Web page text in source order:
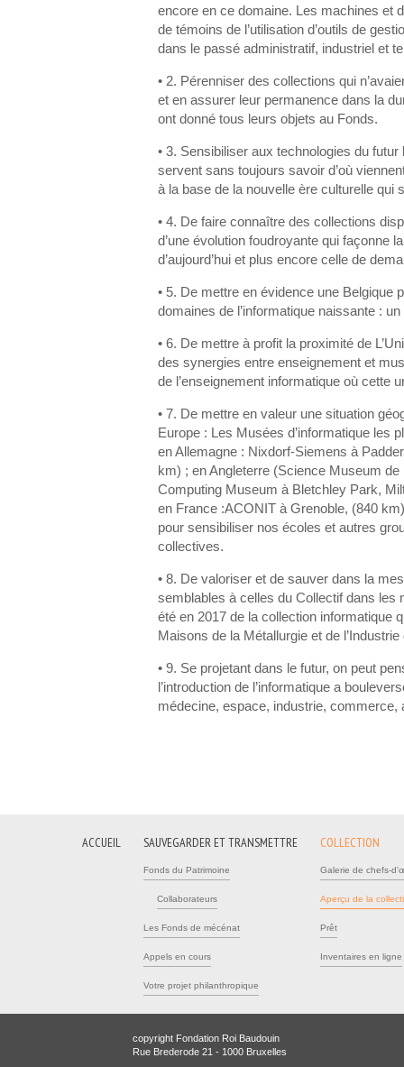
encore en ce domaine. Les machines et
de témoins de l’utilisation d’outils de
dans le passé administratif, industriel et
• 2. Pérenniser des collections qui
et en assurer leur permanence dans la
ont donné tous leurs objets au Fonds.
• 3. Sensibiliser aux technologies du
servent sans toujours savoir d’où
à la base de la nouvelle ère culturelle qui
• 4. De faire connaître des collections
d’une évolution foudroyante qui façonne
d’aujourd’hui et plus encore celle de
• 5. De mettre en évidence une Belgique
domaines de l’informatique naissante :
• 6. De mettre à profit la proximité de
des synergies entre enseignement et
de l’enseignement informatique où cette
• 7. De mettre en valeur une situation
Europe : Les Musées d’informatique les
en Allemagne : Nixdorf-Siemens à
km) ; en Angleterre (Science Museum
Computing Museum à Bletchley Park,
en France :ACONIT à Grenoble, (840
pour sensibiliser nos écoles et autres
collectives.
• 8. De valoriser et de sauver dans la
semblables à celles du Collectif dans les
été en 2017 de la collection informatique
Maisons de la Métallurgie et de l’Industrie
• 9. Se projetant dans le futur, on peut
l’introduction de l’informatique a
médecine, espace, industrie, commerce,
ACCUEIL SAUVEGARDER ET TRANSMETTRE
Fonds du Patrimoine
Collaborateurs
Les Fonds de mécénat
Appels en cours
Votre projet philanthropique
COLLECTION
Galerie de chefs-
Aperçu de la
Prêt
Inventaires en ligne
copyright Fondation Roi Baudouin
Rue Brederode 21 - 1000 Bruxelles